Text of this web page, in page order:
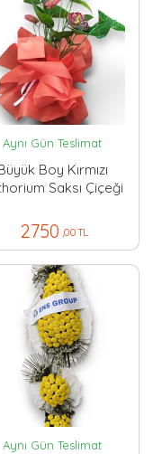
Aynı Gün Teslimat
Boy Kırmızı
Saksı Çiçeği
2750 ,00 TL
Aynı Gün Teslimat